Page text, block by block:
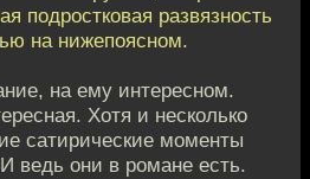
подростковая развязность
на нижепоясном.
на ему интересном.
Хотя и несколько
сатирические моменты
ведь они в романе есть.